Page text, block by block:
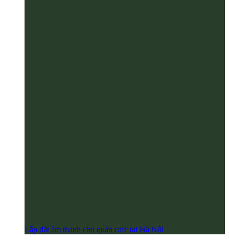
Lắp đặt âm thanh cho quán cafe tại Hà Nội